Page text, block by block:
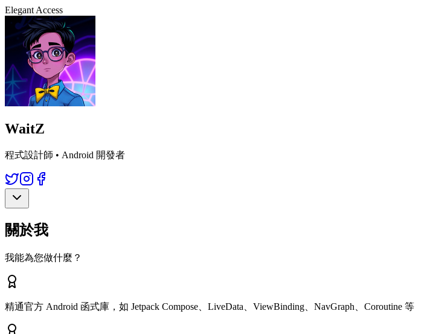
Elegant Access
WaitZ
程式設計師 • Android 開發者
關於我
我能為您做什麼？
精通官方 Android 函式庫，如 Jetpack Compose、LiveData、ViewBinding、NavGraph、Coroutine 等